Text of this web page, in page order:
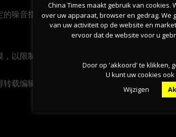
噪音指南。荷兰国家公共卫生与环境研究院（
以限制飞机起降的噪音污染。
载编辑！
China Times maakt gebruik van cookies.
over uw apparaat, browser en gedrag.
van uw activiteit op de website en
ervoor dat de website voor u
Door op 'akkoord' te klikken,
U kunt uw cookies
Wijzigen